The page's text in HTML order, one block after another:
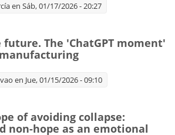
en Sáb, 01/17/2026 - 20:27
The 'ChatGPT moment'
en Jue, 01/15/2026 - 09:10
of avoiding collapse:
non-hope as an emotional